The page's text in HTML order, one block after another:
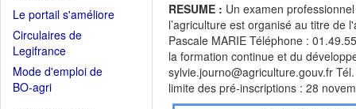
Le portail s'améliore(Fichier
Circulaires de
Legifrance(Ouvrir
dans
une
Mode d'emploi de
BO-agri(Ouvrir
RESUME : Un examen
l’agriculture est organisé au titre de
Pascale MARIE Téléphone :
la formation continue et du
sylvie.journo@agriculture.gouv.fr
limite des pré-inscriptions : 28